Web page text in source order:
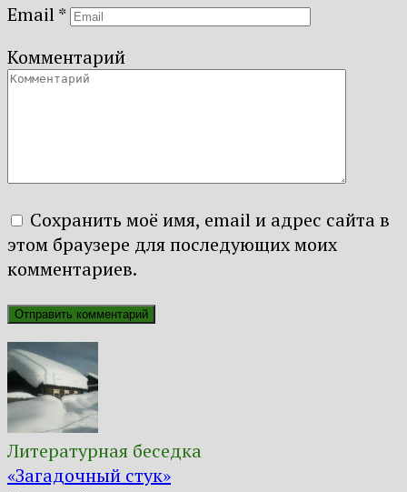
Email*
Комментарий
Сохранить моё имя, email и адрес сайта в
этом браузере для последующих моих
комментариев.
Литературная беседка
«Загадочный стук»